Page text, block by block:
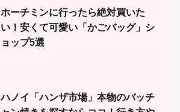
ホーチミンに行ったら絶対買いた
い！安くて可愛い「かごバッグ」シ
ョップ5選
ハノイ「ハンザ市場」本物のバッチ